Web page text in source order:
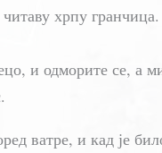
хрпу
и одморите се, а
ватре, и кад је